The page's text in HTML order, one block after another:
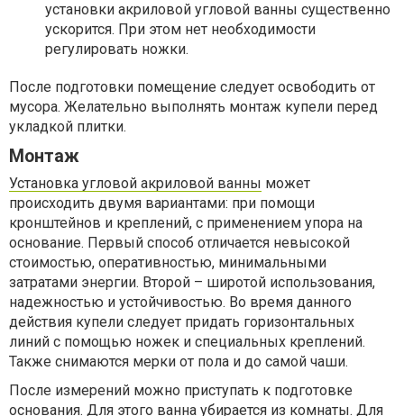
установки акриловой угловой ванны существенно
ускорится. При этом нет необходимости
регулировать ножки.
После подготовки помещение следует освободить от
мусора. Желательно выполнять монтаж купели перед
укладкой плитки.
Монтаж
Установка угловой акриловой ванны может
происходить двумя вариантами: при помощи
кронштейнов и креплений, с применением упора на
основание. Первый способ отличается невысокой
стоимостью, оперативностью, минимальными
затратами энергии. Второй – широтой использования,
надежностью и устойчивостью. Во время данного
действия купели следует придать горизонтальных
линий с помощью ножек и специальных креплений.
Также снимаются мерки от пола и до самой чаши.
После измерений можно приступать к подготовке
основания. Для этого ванна убирается из комнаты. Для